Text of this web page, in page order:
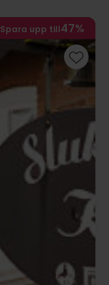
Spara upp till47%